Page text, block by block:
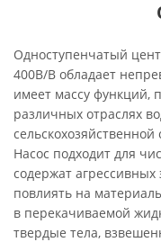
Одноступенчатый
400B/B обладает
имеет массу функций,
различных отраслях
Насос подходит для
содержат
повлиять на
в перекачиваемой
твердые тела,